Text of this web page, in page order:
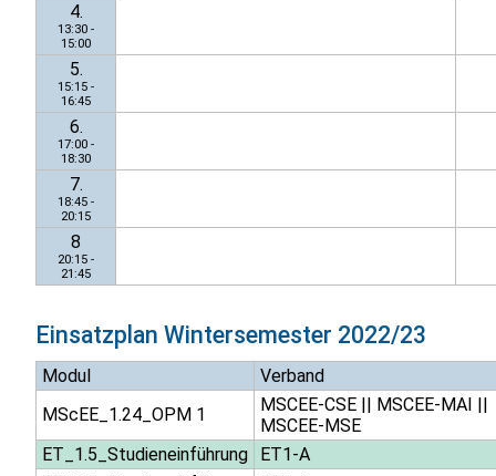
4.
13:30 -
15:00
5.
15:15 -
16:45
6.
17:00 -
18:30
7.
18:45 -
20:15
8
20:15 -
21:45
Einsatzplan Wintersemester 2022/23
Modul
Verband
MScEE_1.24_OPM 1
MSCEE-CSE|| MSCEE-MAI ||
MSCEE-MSE
ET_1.5_Studieneinführung
ET1-A